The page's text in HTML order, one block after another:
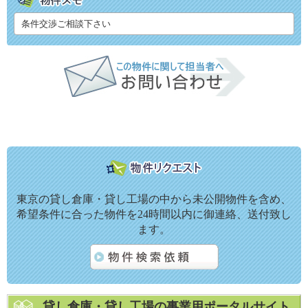
条件交渉ご相談下さい
東京の貸し倉庫・貸し工場の中から未公開物件を含め、
希望条件に合った物件を24時間以内に御連絡、送付致し
ます。